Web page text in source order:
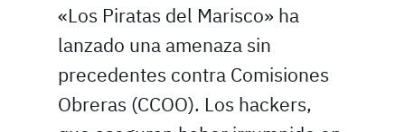
«Los Piratas del Marisco» ha
lanzado una amenaza sin
precedentes contra Comisiones
Obreras (CCOO). Los hackers,